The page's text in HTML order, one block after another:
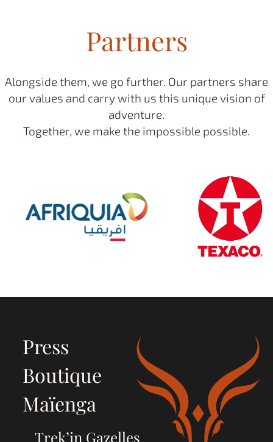
Partners
Alongside them, we go further. Our partners share
our values and carry with us this unique vision of
adventure.
Together, we make the impossible possible.
Press
Boutique
Maïenga
Trek’in Gazelles